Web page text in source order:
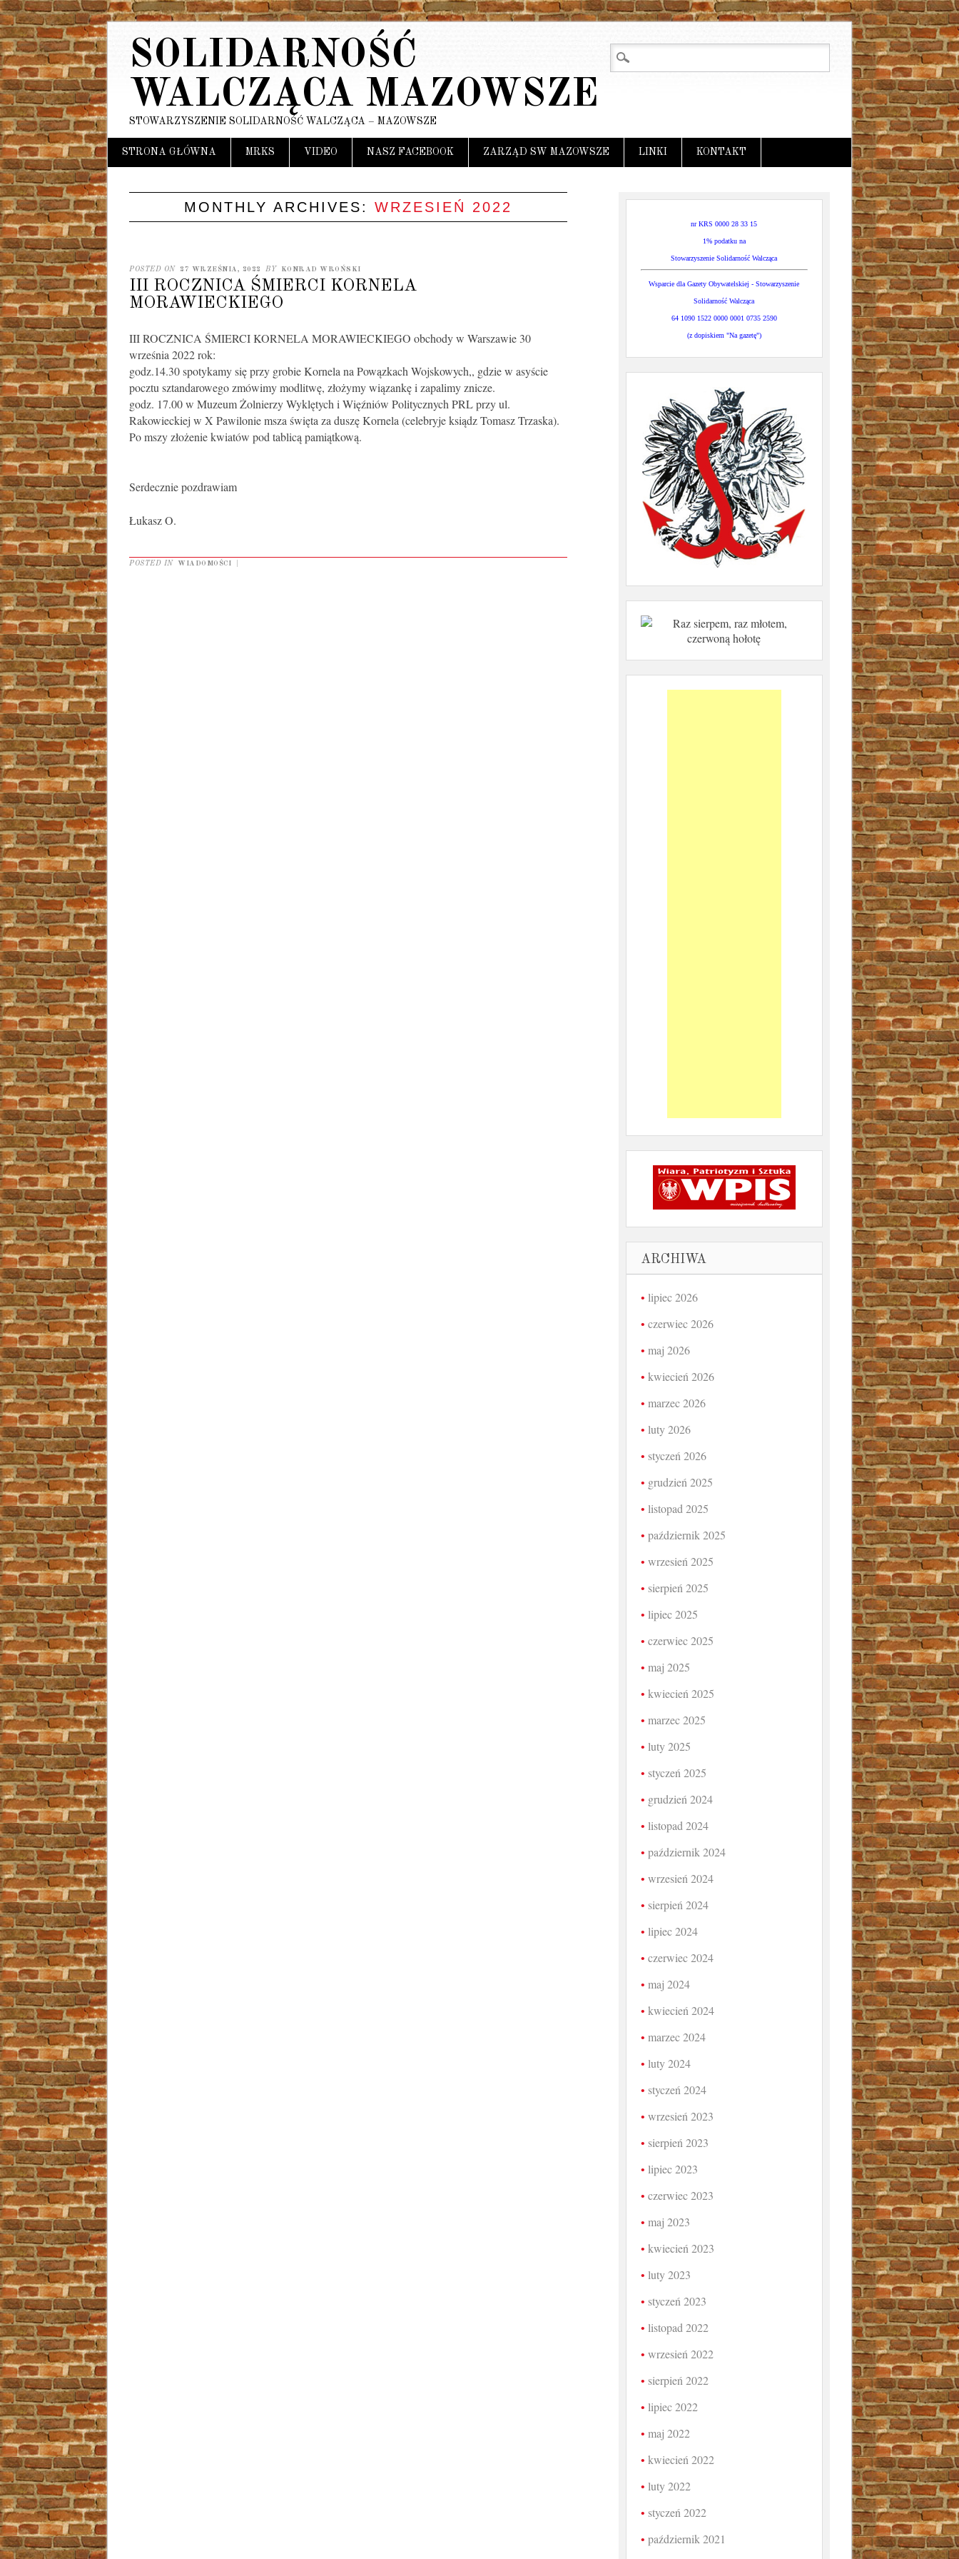
SOLIDARNOŚĆ
WALCZĄCA MAZOWSZE
STOWARZYSZENIE SOLIDARNOŚĆ WALCZĄCA – MAZOWSZE
Main menu
SkipSTRONA GŁÓWNA MRKS VIDEO NASZ FACEBOOK ZARZĄD SW MAZOWSZE LINKI KONTAKT
MONTHLY ARCHIVES: WRZESIEŃ 2022
POSTED ON 27 WRZEŚNIA, 2022 BY KONRAD WROŃSKI
III ROCZNICA ŚMIERCI KORNELA
MORAWIECKIEGO
III ROCZNICA ŚMIERCI KORNELA MORAWIECKIEGO obchody w Warszawie 30
września 2022 rok:
godz.14.30 spotykamy się przy grobie Kornela na Powązkach Wojskowych,, gdzie w asyście
pocztu sztandarowego zmówimy modlitwę, złożymy wiązankę i zapalimy znicze.
godz. 17.00 w Muzeum Żolnierzy Wyklętych i Więźniów Politycznych PRL przy ul.
Rakowieckiej w X Pawilonie msza święta za duszę Kornela (celebryje ksiądz Tomasz Trzaska).
Po mszy złożenie kwiatów pod tablicą pamiątkową.
Serdecznie pozdrawiam
Łukasz O.
POSTED IN WIADOMOŚCI
nr KRS 0000 28 33 15
1% podatku na
Stowarzyszenie Solidarność Walcząca
Wsparcie dla Gazety Obywatelskiej - Stowarzyszenie
Solidarność Walcząca
64 1090 1522 0000 0001 0735 2590
(z dopiskiem "Na gazetę")
ARCHIWA
lipiec 2026
czerwiec 2026
maj 2026
kwiecień 2026
marzec 2026
luty 2026
styczeń 2026
grudzień 2025
listopad 2025
październik 2025
wrzesień 2025
sierpień 2025
lipiec 2025
czerwiec 2025
maj 2025
kwiecień 2025
marzec 2025
luty 2025
styczeń 2025
grudzień 2024
listopad 2024
październik 2024
wrzesień 2024
sierpień 2024
lipiec 2024
czerwiec 2024
maj 2024
kwiecień 2024
marzec 2024
luty 2024
styczeń 2024
wrzesień 2023
sierpień 2023
lipiec 2023
czerwiec 2023
maj 2023
kwiecień 2023
luty 2023
styczeń 2023
listopad 2022
wrzesień 2022
sierpień 2022
lipiec 2022
maj 2022
kwiecień 2022
luty 2022
styczeń 2022
październik 2021